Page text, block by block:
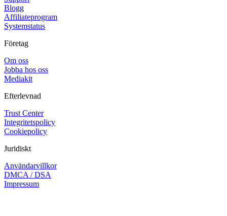
Blogg
Affiliateprogram
Systemstatus
Företag
Om oss
Jobba hos oss
Mediakit
Efterlevnad
Trust Center
Integritetspolicy
Cookiepolicy
Juridiskt
Användarvillkor
DMCA / DSA
Impressum